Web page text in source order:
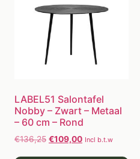
LABEL51 Salontafel
Nobby – Zwart – Metaal
– 60 cm – Rond
€136,25 €109,00 Incl b.t.w